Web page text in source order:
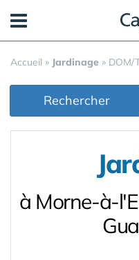
Accueil » Jardinage » DOM/
Rechercher
à Morne-à-